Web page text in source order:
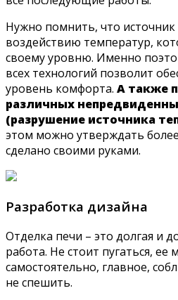
Нужно помнить, что источник
воздействию температур,
своему уровню. Именно
всех технологий позволит
уровень комфорта. А также
различных
(разрушение источника
этом можно утверждать
сделано своими руками.
Разработка дизайна
Отделка печи – это долгая и
работа. Не стоит пугаться, ее
самостоятельно, главное,
не спешить.